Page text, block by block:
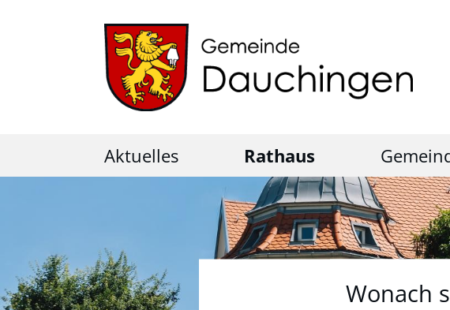
Aktuelles Rathaus